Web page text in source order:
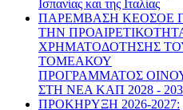
Ισπανίας και της Ιταλίας
ΠΑΡΕΜΒΑΣΗ ΚΕΟΣΟΕ
ΤΗΝ
ΧΡΗΜΑΤΟΔΟΤΗΣΗΣ
ΤΟΜΕΑΚΟΥ
ΠΡΟΓΡΑΜΜΑΤΟΣ
ΣΤΗ ΝΕΑ ΚΑΠ 2028 -
ΠΡΟΚΗΡΥΞΗ 2026-2027: